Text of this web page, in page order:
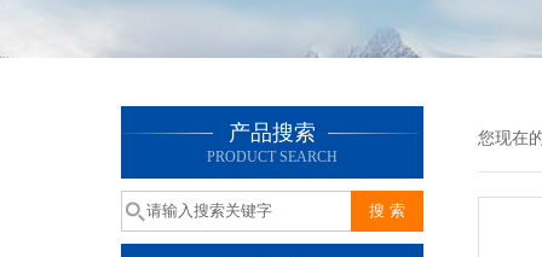
产品搜索
PRODUCT SEARCH
您现在的